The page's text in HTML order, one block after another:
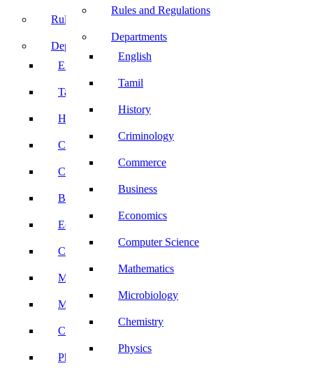
Rules and Regulations
Departments
English
Tamil
History
Criminology
Commerce
Business
Economics
Computer Science
Mathematics
Microbiology
Chemistry
Physics
Rules and Regulations
Departments
English
Tamil
History
Criminology
Commerce
Business
Economics
Computer Science
Mathematics
Microbiology
Chemistry
Physics